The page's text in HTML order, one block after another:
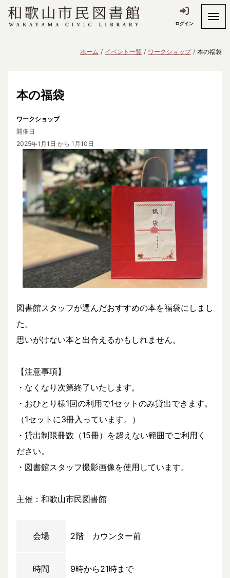
ログイン
ホーム イベント一覧 ワークショップ 本の福袋
本の福袋
ワークショップ
開催日
2025年1月1日 から 1月10日
図書館スタッフが選んだおすすめの本を福袋にしまし
た。
思いがけない本と出合えるかもしれません。
【注意事項】
・なくなり次第終了いたします。
・おひとり様1回の利用で1セットのみ貸出できます。
（1セットに3冊入っています。）
・貸出制限冊数（15冊）を超えない範囲でご利用く
ださい。
・図書館スタッフ撮影画像を使用しています。
主催：和歌山市民図書館
会場 2階 カウンター前
時間 9時から21時まで